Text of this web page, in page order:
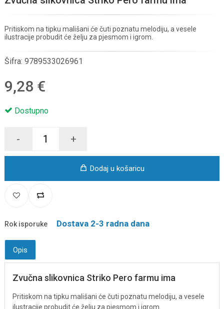
Pritiskom na tipku mališani će čuti poznatu melodiju, a vesele
ilustracije probudit će želju za pjesmom i igrom.
Šifra: 9789533026961
9,28 €
Dostupno
- +
Dodaj u košaricu
Rok isporuke Dostava 2-3 radna dana
Opis
Zvučna slikovnica Striko Pero farmu ima
Pritiskom na tipku mališani će čuti poznatu melodiju, a vesele
ilustracije probudit će želju za pjesmom i igrom.